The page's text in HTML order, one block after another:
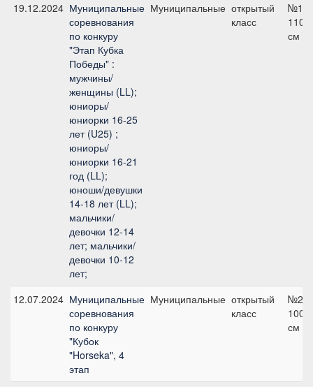
19.12.2024 Муниципальные
соревнования
по конкуру
"Этап Кубка
Победы" :
мужчины/
женщины (LL);
юниоры/
юниорки 16-25
лет (U25) ;
юниоры/
юниорки 16-21
год (LL);
юноши/девушки
14-18 лет (LL);
мальчики/
девочки 12-14
лет; мальчики/
девочки 10-12
лет;
Муниципальные открытый
класс
№13,
110
см
12.07.2024 Муниципальные
соревнования
по конкуру
"Кубок
"Horseka", 4
этап
Муниципальные открытый
класс
№2,
100
см